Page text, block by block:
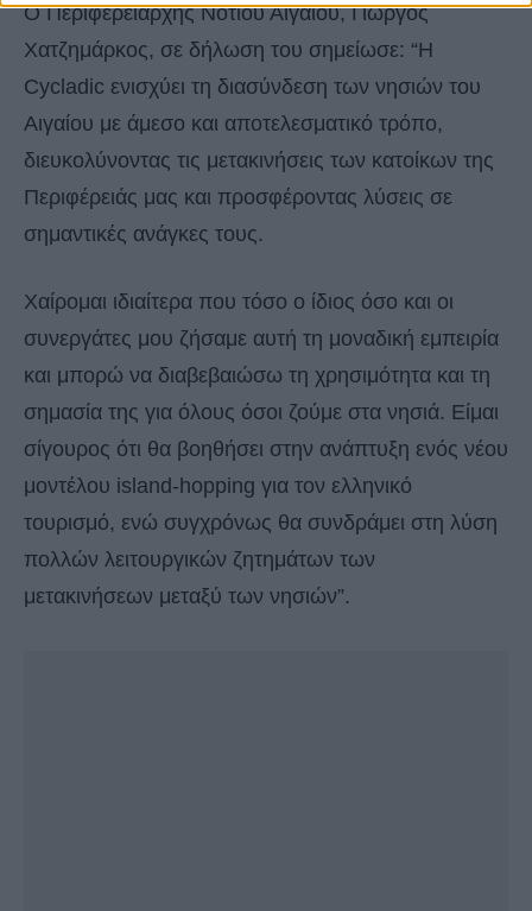
Ο Περιφερειάρχης Νοτίου Αιγαίου, Γιώργος
Χατζημάρκος, σε δήλωση του σημείωσε: “Η
Cycladic ενισχύει τη διασύνδεση των νησιών του
Αιγαίου με άμεσο και αποτελεσματικό τρόπο,
διευκολύνοντας τις μετακινήσεις των κατοίκων της
Περιφέρειάς μας και προσφέροντας λύσεις σε
σημαντικές ανάγκες τους.
Χαίρομαι ιδιαίτερα που τόσο ο ίδιος όσο και οι
συνεργάτες μου ζήσαμε αυτή τη μοναδική εμπειρία
και μπορώ να διαβεβαιώσω τη χρησιμότητα και τη
σημασία της για όλους όσοι ζούμε στα νησιά. Είμαι
σίγουρος ότι θα βοηθήσει στην ανάπτυξη ενός νέου
μοντέλου island-hopping για τον ελληνικό
τουρισμό, ενώ συγχρόνως θα συνδράμει στη λύση
πολλών λειτουργικών ζητημάτων των
μετακινήσεων μεταξύ των νησιών”.